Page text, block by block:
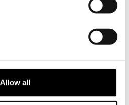
Allow all